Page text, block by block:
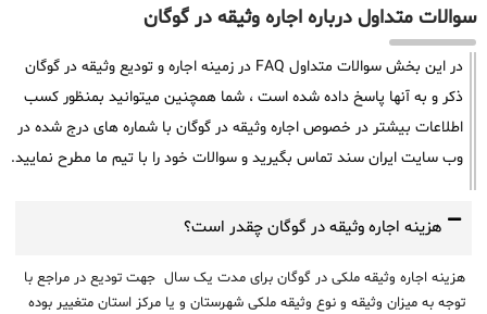
سوالات متداول درباره اجاره وثیقه در گوگان
در این بخش سوالات متداول FAQ در زمینه اجاره و تودیع وثیقه در گوگان
ذکر و به آنها پاسخ داده شده است ، شما همچنین میتوانید بمنظور کسب
اطلاعات بیشتر در خصوص اجاره وثیقه در گوگان با شماره های درج شده در
وب سایت ایران سند تماس بگیرید و سوالات خود را با تیم ما مطرح نمایید.
هزینه اجاره وثیقه در گوگان چقدر است؟
هزینه اجاره وثیقه ملکی در گوگان برای مدت یک سال جهت تودیع در مراجع با
توجه به میزان وثیقه و نوع وثیقه ملکی شهرستان و یا مرکز استان متغییر بوده